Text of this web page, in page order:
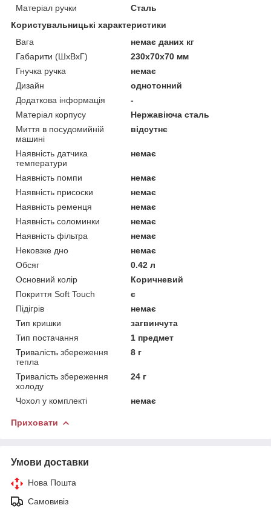
Матеріал ручки
Сталь
Користувальницькі характеристики
Вага
немає даних кг
Габарити (ШхВхГ)
230x70x70 мм
Гнучка ручка
немає
Дизайн
однотонний
Додаткова інформація
-
Матеріал корпусу
Нержавіюча сталь
Миття в посудомийній
машині
відсутнє
Наявність датчика
температури
немає
Наявність помпи
немає
Наявність присоски
немає
Наявність ременця
немає
Наявність соломинки
немає
Наявність фільтра
немає
Нековзке дно
немає
Обсяг
0.42 л
Основний колір
Коричневий
Покриття Soft Touch
є
Підігрів
немає
Тип кришки
загвинчута
Тип постачання
1 предмет
Тривалість збереження
тепла
8 г
Тривалість збереження
холоду
24 г
Чохол у комплекті немає
Приховати
Умови доставки
Нова Пошта
Самовивіз